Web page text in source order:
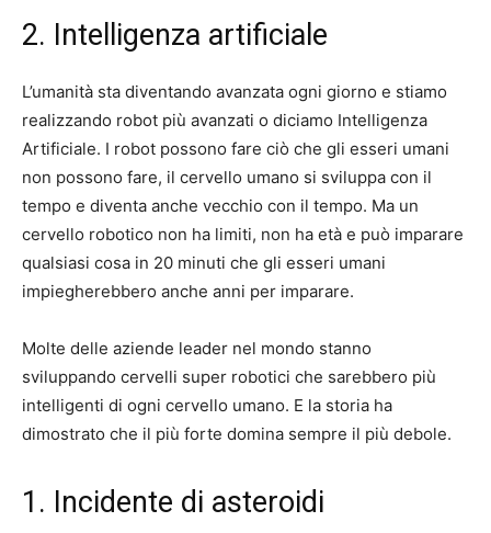
2. Intelligenza artificiale
L’umanità sta diventando avanzata ogni giorno e stiamo
realizzando robot più avanzati o diciamo Intelligenza
Artificiale. I robot possono fare ciò che gli esseri umani
non possono fare, il cervello umano si sviluppa con il
tempo e diventa anche vecchio con il tempo. Ma un
cervello robotico non ha limiti, non ha età e può imparare
qualsiasi cosa in 20 minuti che gli esseri umani
impiegherebbero anche anni per imparare.
Molte delle aziende leader nel mondo stanno
sviluppando cervelli super robotici che sarebbero più
intelligenti di ogni cervello umano. E la storia ha
dimostrato che il più forte domina sempre il più debole.
1. Incidente di asteroidi